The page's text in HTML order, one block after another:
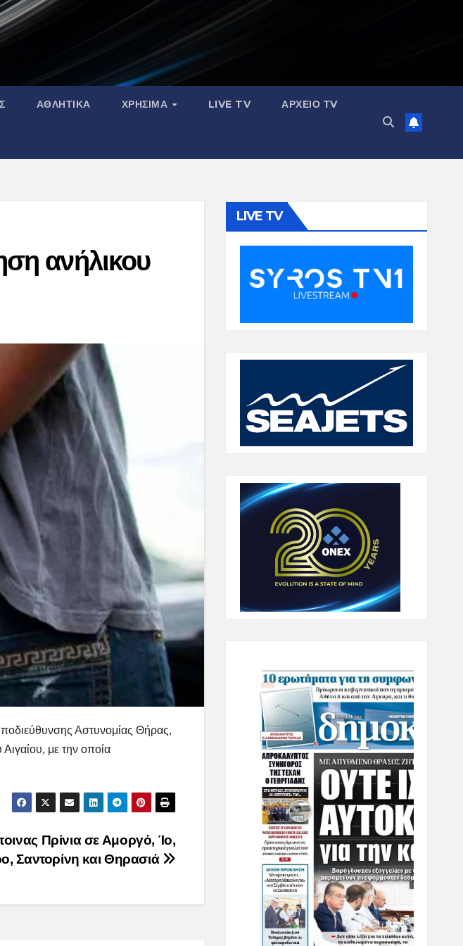
ΑΘΛΗΤΙΚΑ ΧΡΗΣΙΜΑ LIVE TV ΑΡΧΕΙΟ ΤV
ανήλικου
Αστυνομίας Θήρας,
με την οποία
Πρίνια σε Αμοργό, Ίο,
Σαντορίνη και Θηρασιά
LIVE TV